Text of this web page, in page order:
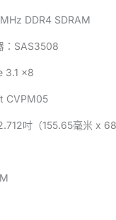
DDR4 SDRAM
：SAS3508
3.1 x8
CVPM05
吋（155.65毫米 x